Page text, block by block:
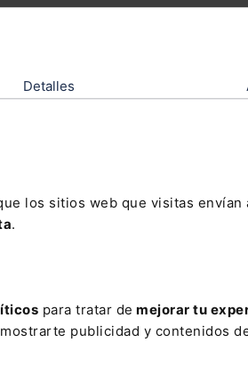
Detalles
los sitios web que visitas envían
.
para tratar de mejorar tu
publicidad y contenidos
un único volumen.
más relevante con más de
. El servicio “ Extras